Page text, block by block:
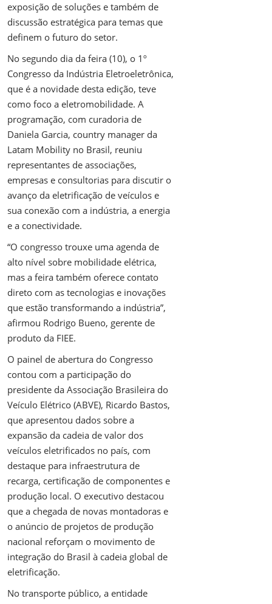
exposição de soluções e também de
discussão estratégica para temas que
definem o futuro do setor.
No segundo dia da feira (10), o 1º
Congresso da Indústria Eletroeletrônica,
que é a novidade desta edição, teve
como foco a eletromobilidade. A
programação, com curadoria de
Daniela Garcia, country manager da
Latam Mobility no Brasil, reuniu
representantes de associações,
empresas e consultorias para discutir o
avanço da eletrificação de veículos e
sua conexão com a indústria, a energia
e a conectividade.
“O congresso trouxe uma agenda de
alto nível sobre mobilidade elétrica,
mas a feira também oferece contato
direto com as tecnologias e inovações
que estão transformando a indústria”,
afirmou Rodrigo Bueno, gerente de
produto da FIEE.
O painel de abertura do Congresso
contou com a participação do
presidente da Associação Brasileira do
Veículo Elétrico (ABVE), Ricardo Bastos,
que apresentou dados sobre a
expansão da cadeia de valor dos
veículos eletrificados no país, com
destaque para infraestrutura de
recarga, certificação de componentes e
produção local. O executivo destacou
que a chegada de novas montadoras e
o anúncio de projetos de produção
nacional reforçam o movimento de
integração do Brasil à cadeia global de
eletrificação.
No transporte público, a entidade